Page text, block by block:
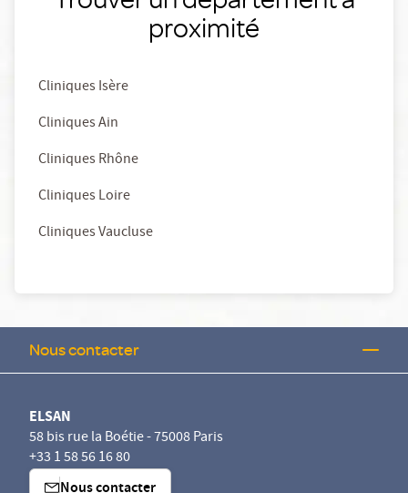
proximité
Cliniques Isère
Cliniques Ain
Cliniques Rhône
Cliniques Loire
Cliniques Vaucluse
Nous contacter
ELSAN
58 bis rue la Boétie - 75008 Paris
+33 1 58 56 16 80